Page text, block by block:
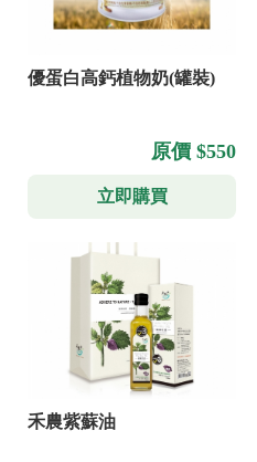
優蛋白高鈣植物奶(罐裝)
原價 $550
立即購買
禾農紫蘇油